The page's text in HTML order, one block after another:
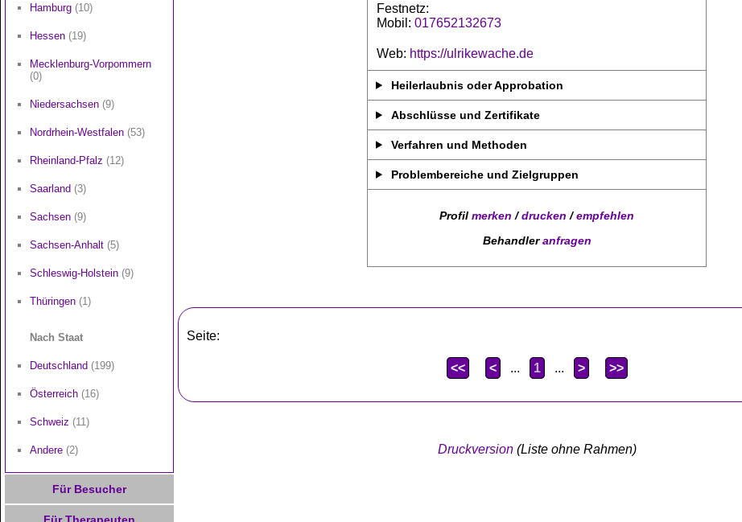
Hamburg (10)
Hessen (19)
Mecklenburg-Vorpommern
(0)
Niedersachsen (9)
Nordrhein-Westfalen (53)
Rheinland-Pfalz (12)
Saarland (3)
Sachsen (9)
Sachsen-Anhalt (5)
Schleswig-Holstein (9)
Thüringen (1)
Nach Staat
Deutschland (199)
Österreich (16)
Schweiz (11)
Andere (2)
Für Besucher
Festnetz:
Mobil: 017652132673
Web: https://ulrikewache.de
Heilerlaubnis oder Approbation
Abschlüsse und Zertifikate
Verfahren und Methoden
Problembereiche und Zielgruppen
Profil merken /drucken /empfehlen
Behandleranfragen
Seite:
<< < ... 1 ... > >>
Druckversion(Liste ohne Rahmen)